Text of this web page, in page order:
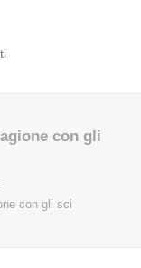
con gli
con gli sci